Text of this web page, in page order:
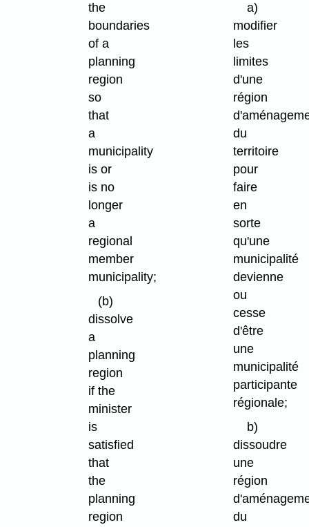
the
boundaries
of a
planning
region
so
that
a
municipality
is or
is no
longer
a
regional
member
municipality;
(b)
dissolve
a
planning
region
if the
minister
is
satisfied
that
the
planning
region
a)
modifier
les
limites
d'une
région
du
territoire
pour
faire
en
sorte
qu'une
municipalité
devienne
ou
cesse
d'être
une
municipalité
participante
régionale;
b)
dissoudre
une
région
du